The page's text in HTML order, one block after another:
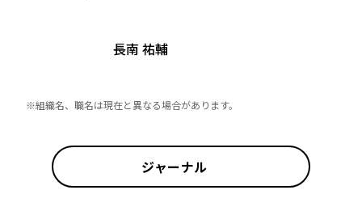
長南 祐輔
※組織名、職名は現在と異なる場合があります。
ジャーナル